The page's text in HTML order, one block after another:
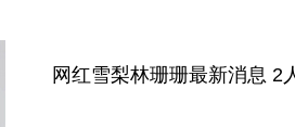
网红雪梨林珊珊最新消息 2